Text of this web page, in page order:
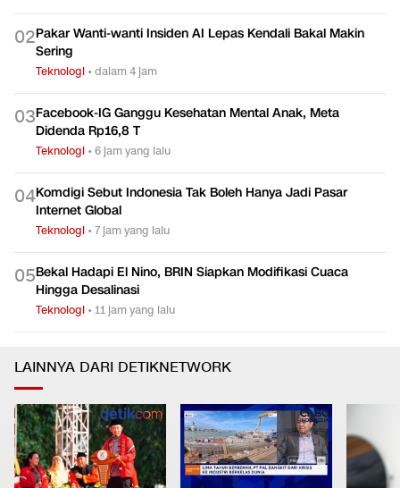
02Pakar Wanti-wanti Insiden AI Lepas Kendali Bakal Makin
Sering
Teknologi •dalam 4 jam
03Facebook-IG Ganggu Kesehatan Mental Anak, Meta
Didenda Rp16,8 T
Teknologi •6 jam yang lalu
04Komdigi Sebut Indonesia Tak Boleh Hanya Jadi Pasar
Internet Global
Teknologi •7 jam yang lalu
05Bekal Hadapi El Nino, BRIN Siapkan Modifikasi Cuaca
Hingga Desalinasi
Teknologi •11 jam yang lalu
LAINNYA DARI DETIKNETWORK